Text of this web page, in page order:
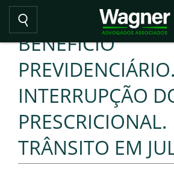
BENEFÍCIO
PREVIDENCIÁRIO.
INTERRUPÇÃO
PRESCRICIONAL.
TRÂNSITO EM